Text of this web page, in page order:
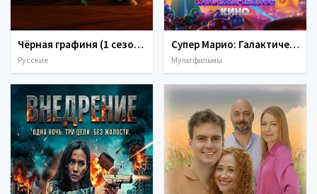
Чёрная графиня (1 сезон) (2026)
Русские
Супер Марио: Галактическое кино (2026)
Мультфильмы